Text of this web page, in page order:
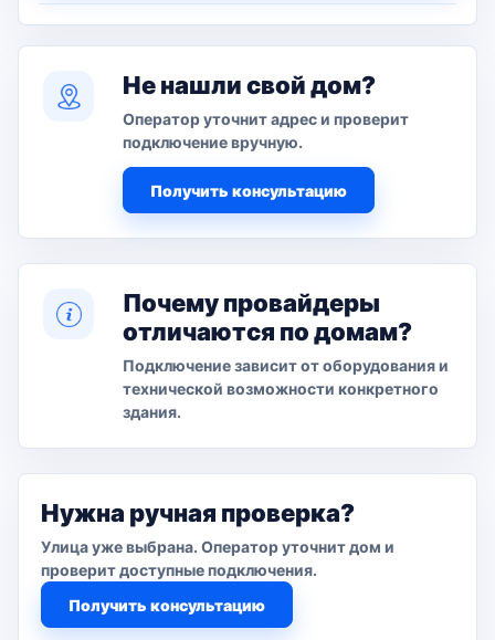
Не нашли свой дом?
Оператор уточнит адрес и проверит
подключение вручную.
Получить консультацию
Почему провайдеры
отличаются по домам?
Подключение зависит от оборудования и
технической возможности конкретного
здания.
Нужна ручная проверка?
Улица уже выбрана. Оператор уточнит дом и
проверит доступные подключения.
Получить консультацию